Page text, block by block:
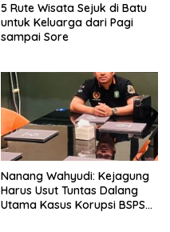
5 Rute Wisata Sejuk di Batu
untuk Keluarga dari Pagi
sampai Sore
Nanang Wahyudi: Kejagung
Harus Usut Tuntas Dalang
Utama Kasus Korupsi BSPS